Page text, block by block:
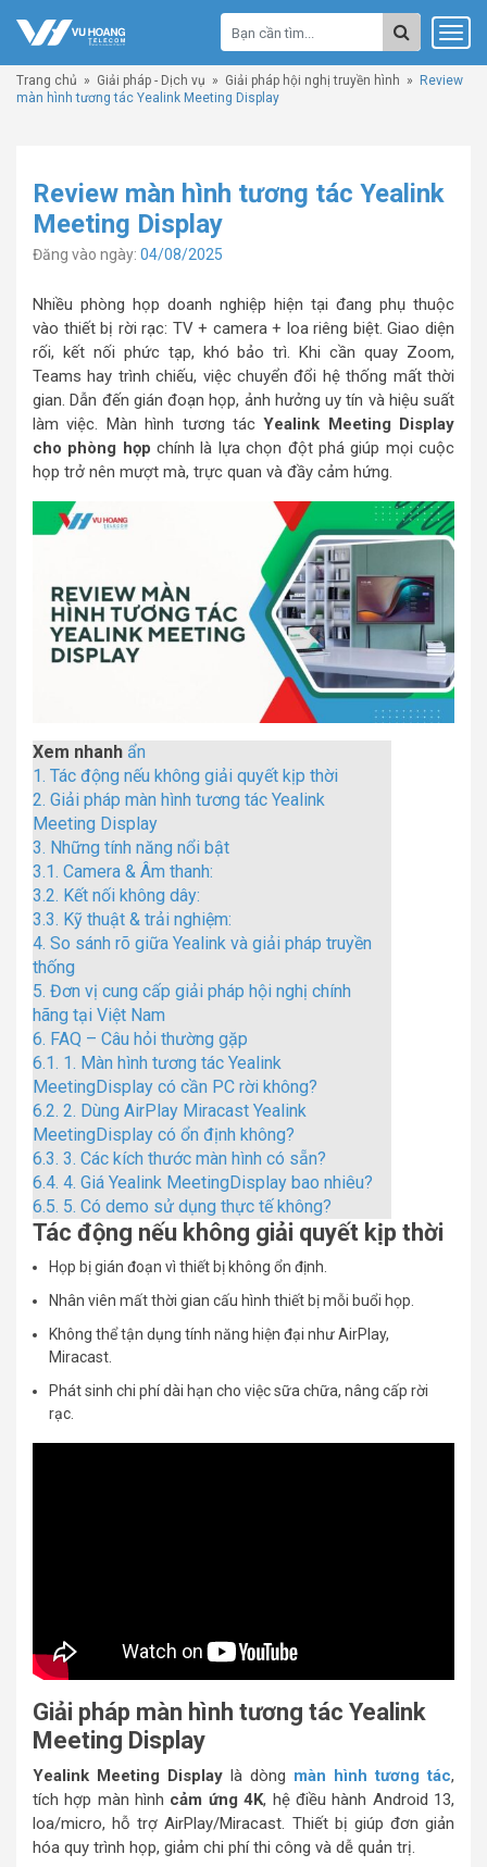
Trang chủ » Giải pháp - Dịch vụ » Giải pháp hội nghị truyền hình »
Review
màn hình tương tác Yealink Meeting Display
Review màn hình tương tác Yealink
Meeting Display
Đăng vào ngày: 04/08/2025
Nhiều phòng họp doanh nghiệp hiện tại đang phụ thuộc
vào thiết bị rời rạc: TV + camera + loa riêng biệt. Giao diện
rối, kết nối phức tạp, khó bảo trì. Khi cần quay Zoom,
Teams hay trình chiếu, việc chuyển đổi hệ thống mất thời
gian. Dẫn đến gián đoạn họp, ảnh hưởng uy tín và hiệu suất
làm việc. Màn hình tương tácYealink Meeting Display
cho phòng họp chính là lựa chọn đột phá giúp mọi cuộc
họp trở nên mượt mà, trực quan và đầy cảm hứng.
Xem nhanh ẩn
1. Tác động nếu không giải quyết kịp thời
2. Giải pháp màn hình tương tác Yealink
Meeting Display
3. Những tính năng nổi bật
3.1. Camera & Âm thanh:
3.2. Kết nối không dây:
3.3. Kỹ thuật & trải nghiệm:
4. So sánh rõ giữa Yealink và giải pháp truyền
thống
5. Đơn vị cung cấp giải pháp hội nghị chính
hãng tại Việt Nam
6. FAQ – Câu hỏi thường gặp
6.1. 1. Màn hình tương tác Yealink
MeetingDisplay có cần PC rời không?
6.2. 2. Dùng AirPlay Miracast Yealink
MeetingDisplay có ổn định không?
6.3. 3. Các kích thước màn hình có sẵn?
6.4. 4. Giá Yealink MeetingDisplay bao nhiêu?
6.5. 5. Có demo sử dụng thực tế không?
Tác động nếu không giải quyết kịp thời
Họp bị gián đoạn vì thiết bị không ổn định.
Nhân viên mất thời gian cấu hình thiết bị mỗi buổi họp.
Không thể tận dụng tính năng hiện đại như AirPlay,
Miracast.
Phát sinh chi phí dài hạn cho việc sữa chữa, nâng cấp rời
rạc.
Giải pháp màn hình tương tác Yealink
Meeting Display
Yealink Meeting Display là dòng màn hình tương tác,
tích hợp màn hình cảm ứng 4K, hệ điều hành Android 13,
loa/micro, hỗ trợ AirPlay/Miracast. Thiết bị giúp đơn giản
hóa quy trình họp, giảm chi phí thi công và dễ quản trị.